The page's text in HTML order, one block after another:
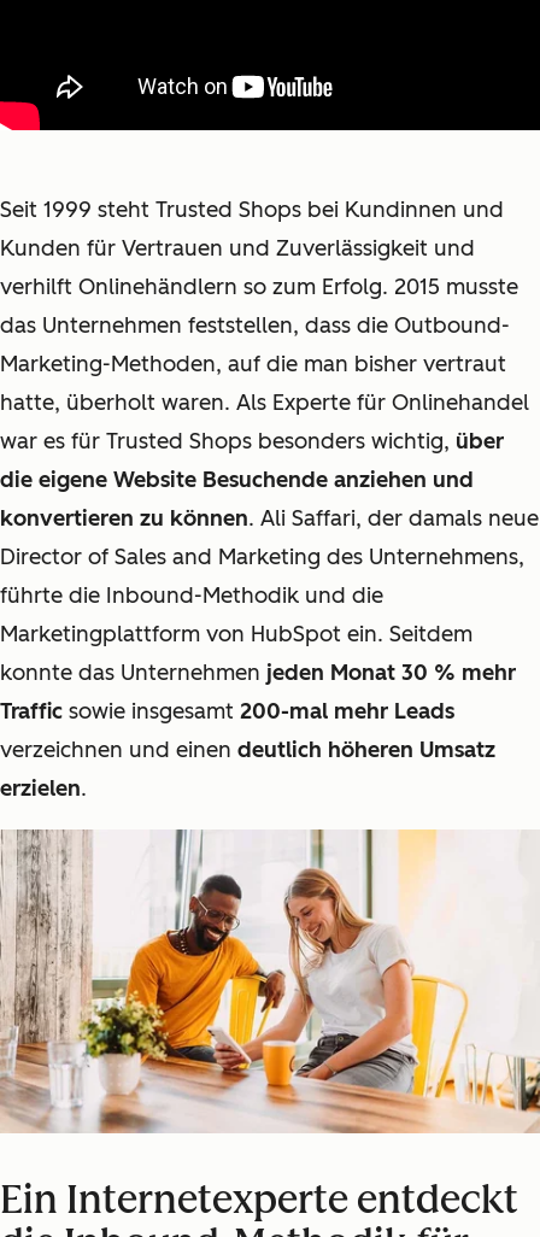
Seit 1999 steht Trusted Shops bei Kundinnen und
Kunden für Vertrauen und Zuverlässigkeit und
verhilft Onlinehändlern so zum Erfolg. 2015 musste
das Unternehmen feststellen, dass die Outbound-
Marketing-Methoden, auf die man bisher vertraut
hatte, überholt waren. Als Experte für Onlinehandel
war es für Trusted Shops besonders wichtig, über
die eigene Website Besuchende anziehen und
konvertieren zu können. Ali Saffari, der damals neue
Director of Sales and Marketing des Unternehmens,
führte die Inbound-Methodik und die
Marketingplattform von HubSpot ein. Seitdem
konnte das Unternehmen jeden Monat 30 % mehr
Traffic sowie insgesamt 200-mal mehr Leads
verzeichnen und einen deutlich höheren Umsatz
erzielen.
Ein Internetexperte entdeckt